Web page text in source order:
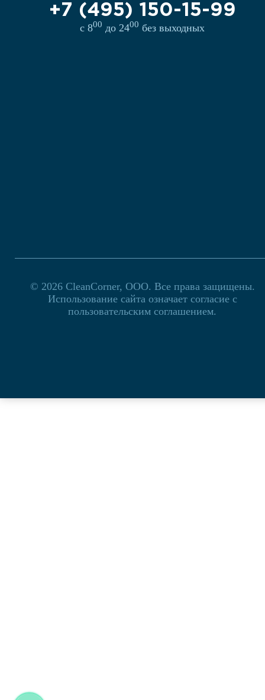
+7 (495) 150-15-99
с 800 до 2400 без выходных
© 2026 CleanCorner, ООО. Все права защищены.
Использование сайта означает согласие с
пользовательским соглашением.